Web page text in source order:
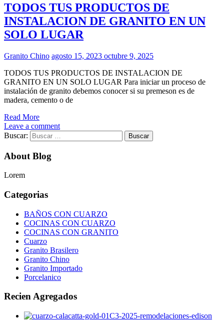
TODOS TUS PRODUCTOS DE
INSTALACION DE GRANITO EN UN
SOLO LUGAR
Granito Chino agosto 15, 2023 octubre 9, 2025
TODOS TUS PRODUCTOS DE INSTALACION DE
GRANITO EN UN SOLO LUGAR Para iniciar un proceso de
instalación de granito debemos conocer si su premeson es de
madera, cemento o de
Read More
Leave a comment
Buscar:
About Blog
Lorem
Categorias
BAÑOS CON CUARZO
COCINAS CON CUARZO
COCINAS CON GRANITO
Cuarzo
Granito Brasilero
Granito Chino
Granito Importado
Porcelanico
Recien Agregados